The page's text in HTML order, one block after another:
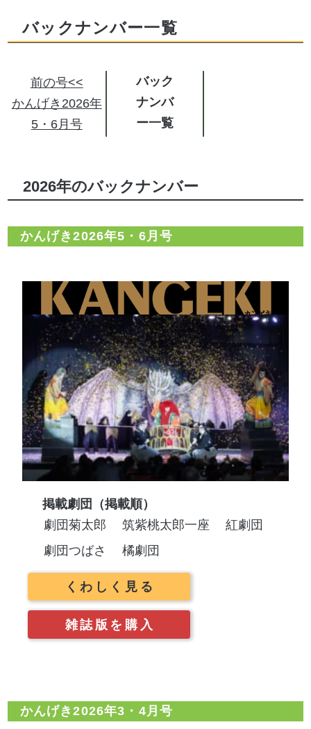
バックナンバー一覧
前の号<<
かんげき2026年
5・6月号
バック
ナンバ
ー
2026年のバックナンバー
かんげき2026年5・6月号
掲載劇団（掲載順）
劇団菊太郎
筑紫桃太郎一座
紅劇団
劇団つばさ
橘劇団
くわしく見る
雑誌版を購入
かんげき2026年3・4月号